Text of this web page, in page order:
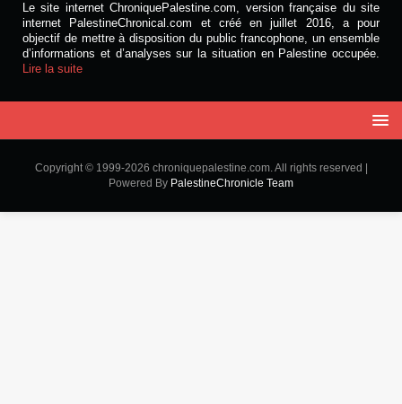
Le site internet ChroniquePalestine.com, version française du site
internet PalestineChronical.com et créé en juillet 2016, a pour
objectif de mettre à disposition du public francophone, un ensemble
d’informations et d’analyses sur la situation en Palestine occupée.
Lire la suite
Copyright © 1999-2026 chroniquepalestine.com. All rights reserved |
Powered By PalestineChronicle Team